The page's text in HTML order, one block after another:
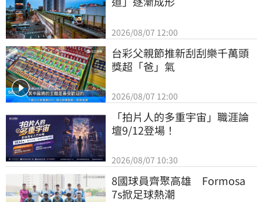
2026/08/07 12:00
台彩父親節推新刮刮樂千萬頭
獎超「爸」氣
2026/08/07 12:00
「拍片人的多重宇宙」職涯論
壇9/12登場！
2026/08/07 10:30
8國球員齊聚高雄　Formosa
7s掀足球熱潮